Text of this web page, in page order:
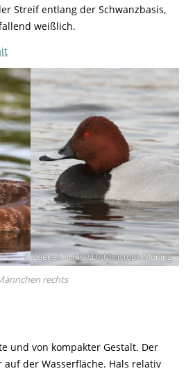
Streif entlang der Schwanzbasis,
weißlich.
© Zdenek Tunka/ Dr.Christoph Moning
rechts
und von kompakter Gestalt. Der
auf der Wasserfläche. Hals relativ